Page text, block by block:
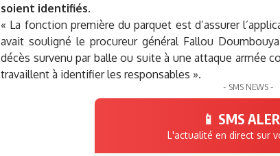
soient identifiés.
« La fonction première du parquet est d’assurer
avait souligné le procureur général Fallou Doumbouya
décès survenu par balle ou suite à une attaque armée
travaillent à identifier les responsables ».
- SMS NEWS -
📱 SMS
L'actualité en direct sur